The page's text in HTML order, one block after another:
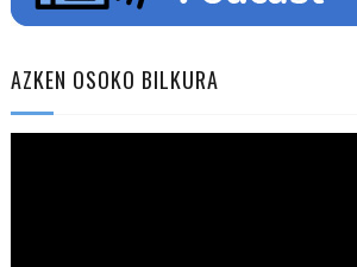
AZKEN OSOKO BILKURA